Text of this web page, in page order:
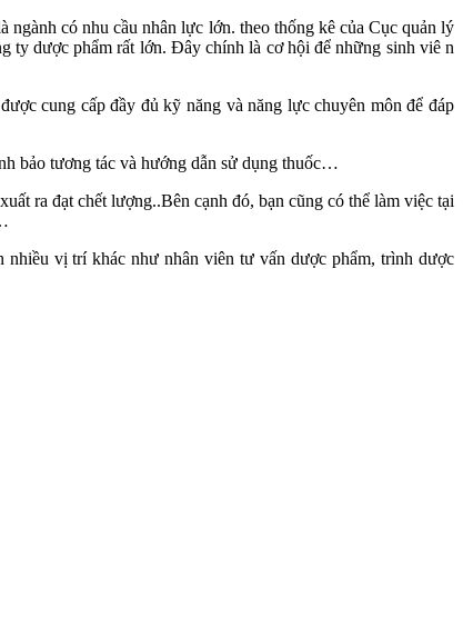
có nhu cầu nhân lực lớn. theo thống kê của Cục quản lý
ty dược phẩm rất lớn. Đây chính là cơ hội để những sinh viê n
cung cấp đầy đủ kỹ năng và năng lực chuyên môn để đáp
bảo tương tác và hướng dẫn sử dụng thuốc…
ra đạt chết lượng..Bên cạnh đó, bạn cũng có thể làm việc tại
nhiều vị trí khác như nhân viên tư vấn dược phẩm, trình dược